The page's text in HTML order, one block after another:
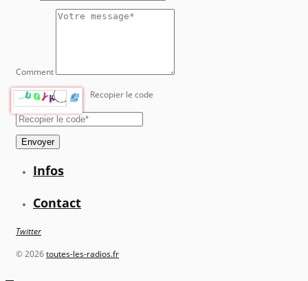
Comment
Recopier le code
Envoyer
Infos
Contact
Twitter
©2026toutes-les-radios.fr